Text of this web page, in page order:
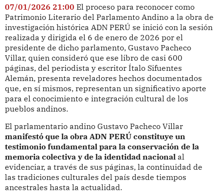
07/01/2026 21:00 El proceso para reconocer como
Patrimonio Literario del Parlamento Andino a la obra de
investigación histórica ADN PERÚ se inició con la sesión
realizada y dirigida el 6 de enero de 2026 por el
presidente de dicho parlamento, Gustavo Pacheco
Villar, quien consideró que ese libro de casi 600
páginas, del periodista y escritor Ítalo Sifuentes
Alemán, presenta reveladores hechos documentados
que, en sí mismos, representan un significativo aporte
para el conocimiento e integración cultural de los
pueblos andinos.
El parlamentario andino Gustavo Pacheco Villar
manifestó que la obra ADN PERÚ constituye un
testimonio fundamental para la conservación de la
memoria colectiva y de la identidad nacionalal
evidenciar, a través de sus páginas, la continuidad de
las tradiciones culturales del país desde tiempos
ancestrales hasta la actualidad.